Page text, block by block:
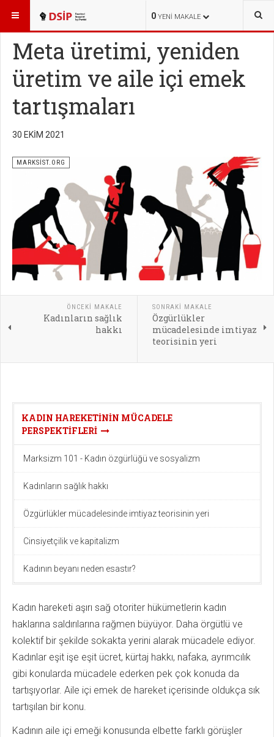
0 YENI MAKALE
BURADASINIZ: YAYINLAR MARKSİST.ORG
Meta üretimi, yeniden
üretim ve aile içi emek
tartışmaları
30 EKIM 2021
MARKSİST.ORG
ÖNCEKI MAKALE
Kadınların sağlık
hakkı
SONRAKI MAKALE
Özgürlükler
mücadelesinde imtiyaz
teorisinin yeri
KADIN HAREKETININ MÜCADELE
PERSPEKTIFLERI
Marksizm 101 - Kadın özgürlüğü ve sosyalizm
Kadınların sağlık hakkı
Özgürlükler mücadelesinde imtiyaz teorisinin yeri
Cinsiyetçilik ve kapitalizm
Kadının beyanı neden esastır?
Kadın hareketi aşırı sağ otoriter hükümetlerin kadın
haklarına saldırılarına rağmen büyüyor. Daha örgütlü ve
kolektif bir şekilde sokakta yerini alarak mücadele ediyor.
Kadınlar eşit işe eşit ücret, kürtaj hakkı, nafaka, ayrımcılık
gibi konularda mücadele ederken pek çok konuda da
tartışıyorlar. Aile içi emek de hareket içerisinde oldukça sık
tartışılan bir konu.
Kadının aile içi emeği konusunda elbette farklı görüşler